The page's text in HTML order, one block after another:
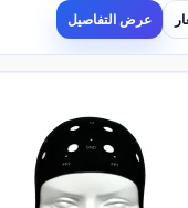
عرض التفاصيل